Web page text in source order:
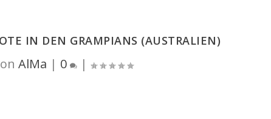
IN DEN GRAMPIANS (AUSTRALIEN)
AlMa | 0 |